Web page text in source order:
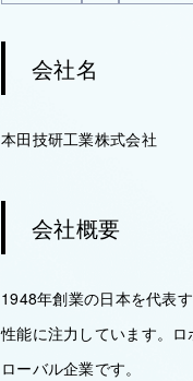
会社名
本田技研工業株式会社
会社概要
1948年創業の日本を代表
性能に注力しています。
ローバル企業です。